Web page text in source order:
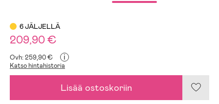
6 JÄLJELLÄ
209,90 €
Ovh: 259,90 € i
Katso hintahistoria
Lisää ostoskoriin